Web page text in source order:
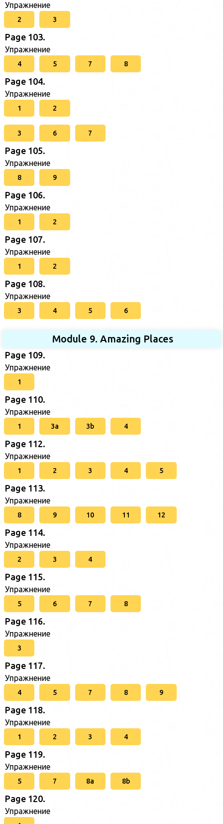
Упражнение
2 3
Page 103.
Упражнение
4 5 7 8
Page 104.
Упражнение
1 2
3 6 7
Page 105.
Упражнение
8 9
Page 106.
Упражнение
1 2
Page 107.
Упражнение
1 2
Page 108.
Упражнение
3 4 5 6
Module 9. Amazing Places
Page 109.
Упражнение
1
Page 110.
Упражнение
1 3a 3b 4
Page 112.
Упражнение
1 2 3 4 5
Page 113.
Упражнение
8 9 10 11 12
Page 114.
Упражнение
2 3 4
Page 115.
Упражнение
5 6 7 8
Page 116.
Упражнение
3
Page 117.
Упражнение
4 5 7 8 9
Page 118.
Упражнение
1 2 3 4
Page 119.
Упражнение
5 7 8a 8b
Page 120.
Упражнение